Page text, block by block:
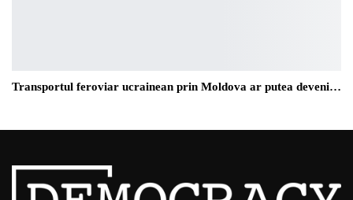
Transportul feroviar ucrainean prin Moldova ar putea deveni…